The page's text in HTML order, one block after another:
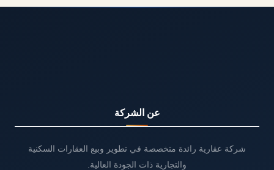
عن الشركة
شركة عقارية رائدة متخصصة في تطوير وبيع العقارات السكنية
والتجارية ذات الجودة العالية.